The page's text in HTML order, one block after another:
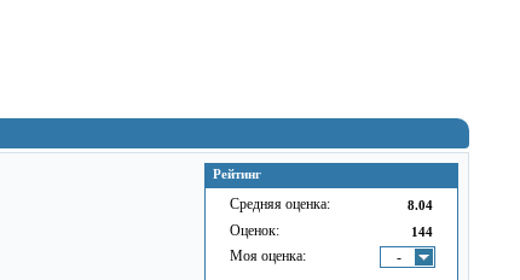
Рейтинг
Средняя оценка: 8.04
Оценок: 144
Моя оценка: -